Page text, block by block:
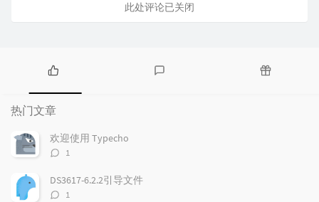
此处评论已关闭
热
门
文
章
热门文章
欢迎使用 Typecho
评
数：
1
DS3617-6.2.2引导文件
评1